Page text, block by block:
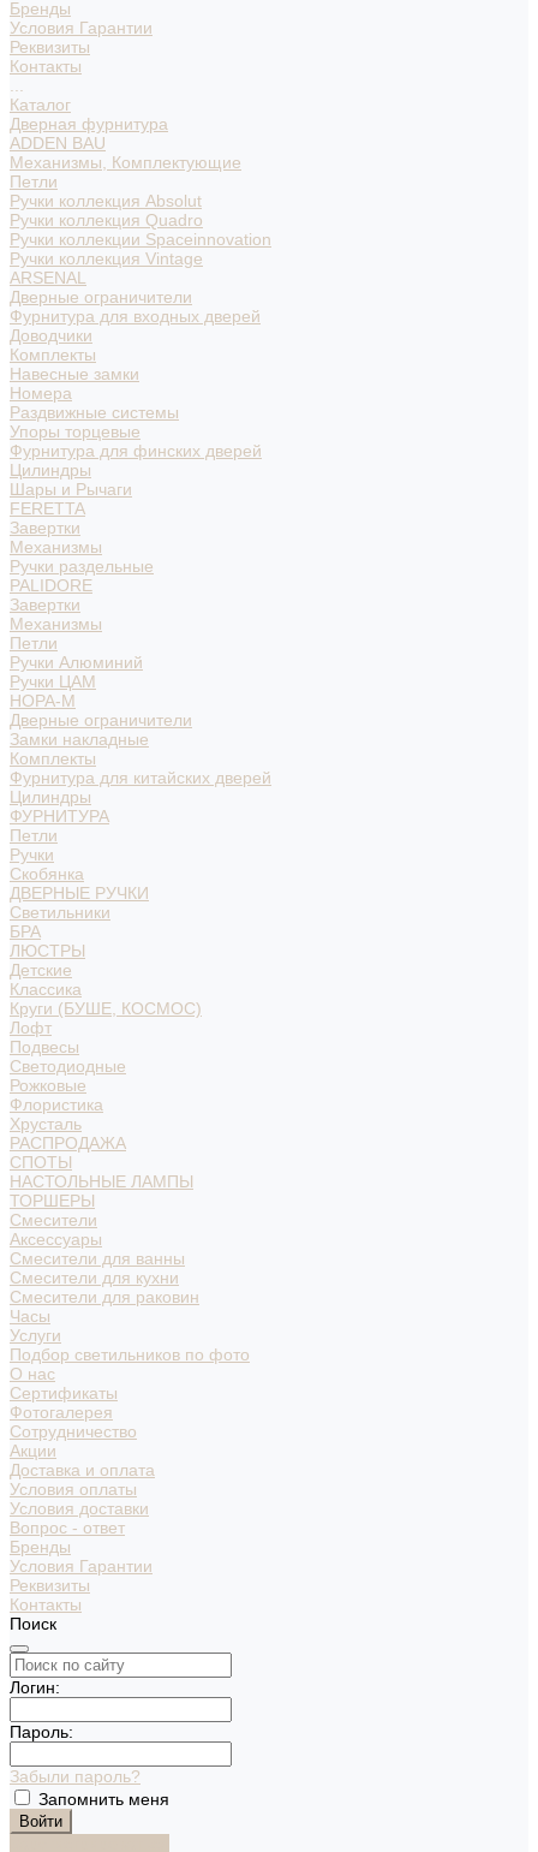
Бренды
Условия Гарантии
Реквизиты
Контакты
Каталог
Дверная фурнитура
ADDEN BAU
Механизмы, Комплектующие
Петли
Ручки коллекция Absolut
Ручки коллекция Quadro
Ручки коллекции Spaceinnovation
Ручки коллекция Vintage
ARSENAL
Дверные ограничители
Фурнитура для входных дверей
Доводчики
Комплекты
Навесные замки
Номера
Раздвижные системы
Упоры торцевые
Фурнитура для финских дверей
Цилиндры
Шары и Рычаги
FERETTA
Завертки
Механизмы
Ручки раздельные
PALIDORE
Завертки
Механизмы
Петли
Ручки Алюминий
Ручки ЦАМ
НОРА-М
Дверные ограничители
Замки накладные
Комплекты
Фурнитура для китайских дверей
Цилиндры
ФУРНИТУРА
Петли
Ручки
Скобянка
ДВЕРНЫЕ РУЧКИ
Светильники
БРА
ЛЮСТРЫ
Детские
Классика
Круги (БУШЕ, КОСМОС)
Лофт
Подвесы
Светодиодные
Рожковые
Флористика
Хрусталь
РАСПРОДАЖА
СПОТЫ
НАСТОЛЬНЫЕ ЛАМПЫ
ТОРШЕРЫ
Смесители
Аксессуары
Смесители для ванны
Смесители для кухни
Смесители для раковин
Часы
Услуги
Подбор светильников по фото
О нас
Сертификаты
Фотогалерея
Сотрудничество
Акции
Доставка и оплата
Условия оплаты
Условия доставки
Вопрос - ответ
Бренды
Условия Гарантии
Реквизиты
Контакты
Поиск
Логин:
Пароль:
Забыли пароль?
Запомнить меня